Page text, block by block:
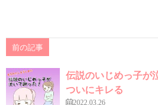
前の記事
伝説のいじめっ子
ついにキレる
2022.03.26